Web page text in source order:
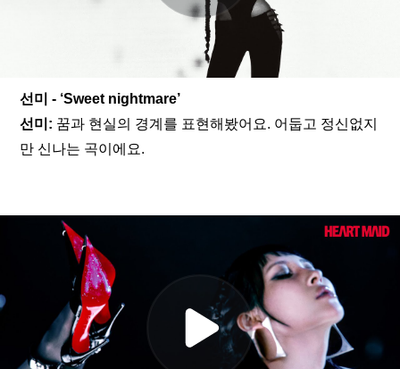
선미 - ‘Sweet nightmare’
선미: 꿈과 현실의 경계를 표현해봤어요. 어둡고 정신없지
만 신나는 곡이에요.